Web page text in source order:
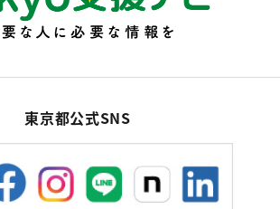
東京都公式SNS